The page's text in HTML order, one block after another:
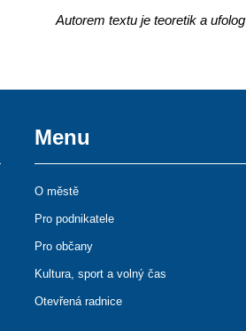
Autorem textu je teoretik a ufolog
Menu
O městě
Pro podnikatele
Pro občany
Kultura, sport a volný čas
Otevřená radnice